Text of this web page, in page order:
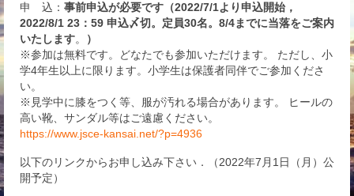
申 込： 事前申込が必要です（2022/7/1より申込開始，
2022/8/1 23：59 申込〆切。定員30名。8/4までに当落をご案内
いたします。
）
※参加は無料です。どなたでも参加いただけます。 ただし、小
学4年生以上に限ります。小学生は保護者同伴でご参加くださ
い。
※見学中に膝をつく等、服が汚れる場合があります。 ヒールの
高い靴、サンダル等はご遠慮ください。
https://www.jsce-kansai.net/?p=4936
以下のリンクからお申し込み下さい．（2022年7月1日（月）公
開予定）